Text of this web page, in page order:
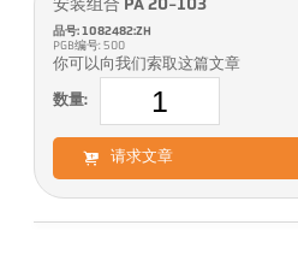
安装组合 PA 20-103
品号: 1082482:ZH
PGB编号: 500
你可以向我们索取这篇文章
数量:
请求文章